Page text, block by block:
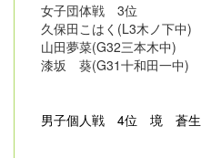
女子団体戦 3位
久保田こはく(L3木ノ下中)
山田夢菜(G32三本木中)
漆坂 葵(G31十和田一中)
男子個人戦 4位 境 蒼生